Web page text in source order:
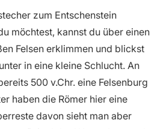
zum Entschenstein
möchtest, kannst du über einen
Felsen erklimmen und blickst
in eine kleine Schlucht. An
500 v.Chr. eine Felsenburg
haben die Römer hier eine
davon sieht man aber